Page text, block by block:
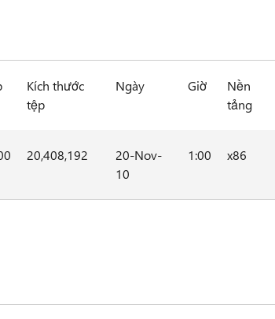
Kích thước
tệp
Ngày Giờ
Nền
tảng
20,408,192
20-Nov-
10
1:00 x86